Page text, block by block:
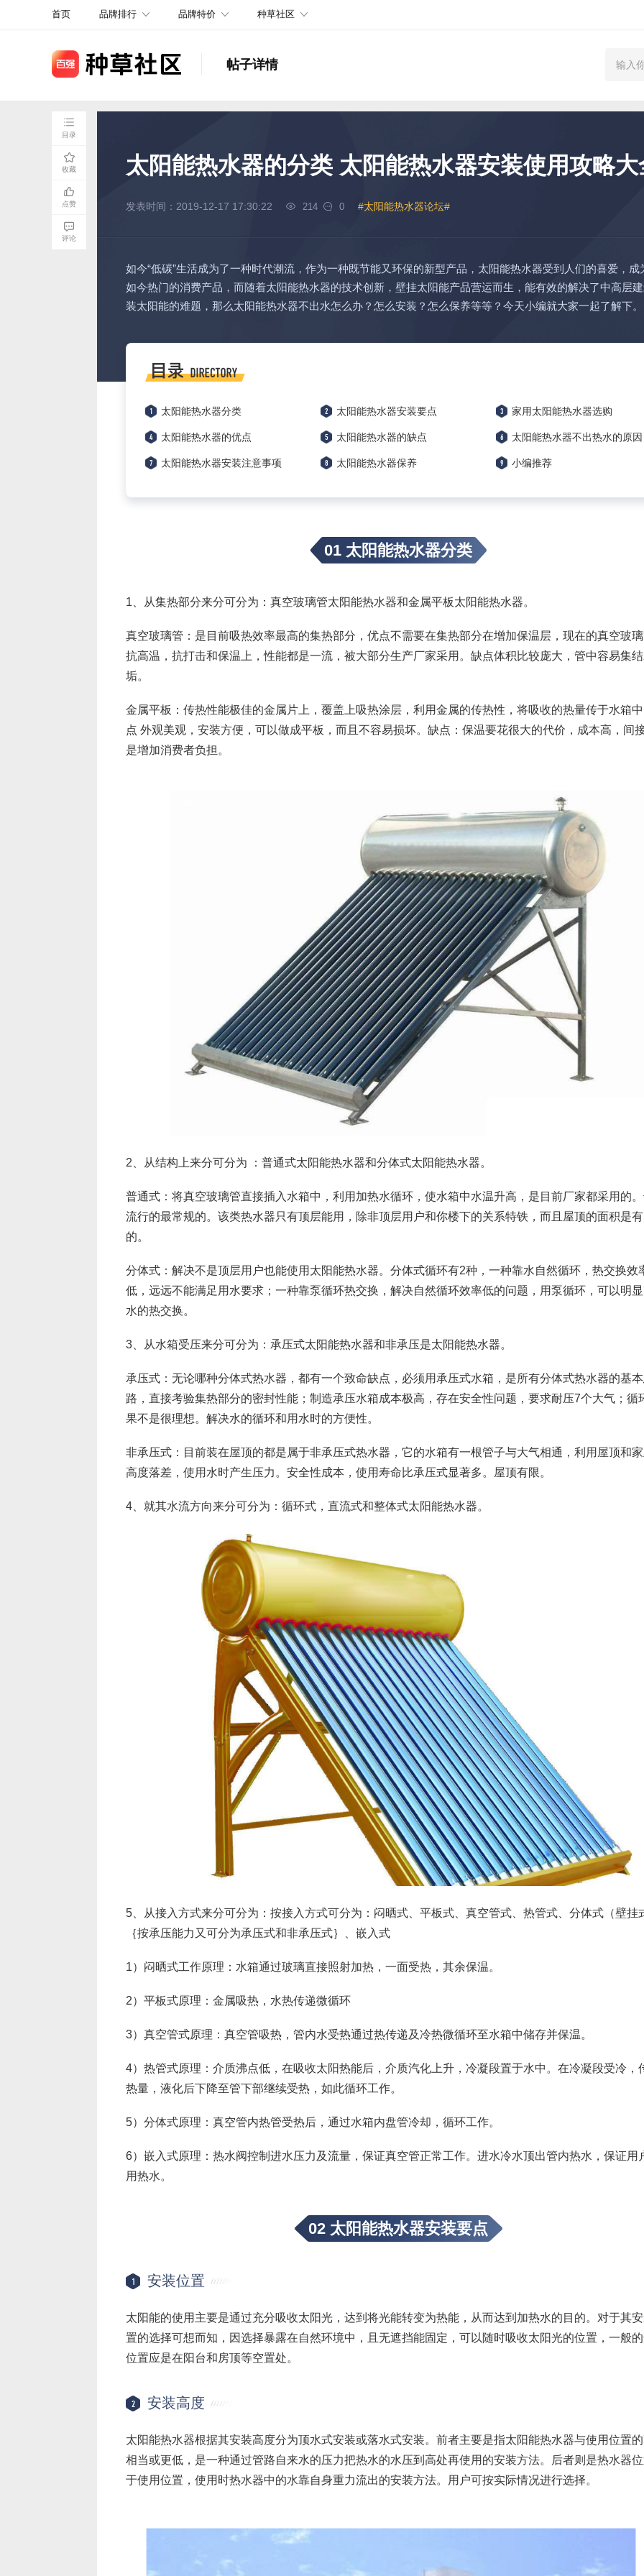
首页 品牌排行 品牌特价 种草社区
帖子详情
目录
收藏
点赞
评论
太阳能热水器的分类 太阳能热水器安装使用攻略大
发表时间：2019-12-17 17:30:22 214 0 #太阳能热水器论坛#
如今“低碳”生活成为了一种时代潮流，作为一种既节能又环保的新型产品，太阳能热水器受到人们的喜爱，成
如今热门的消费产品，而随着太阳能热水器的技术创新，壁挂太阳能产品营运而生，能有效的解决了中高层
装太阳能的难题，那么太阳能热水器不出水怎么办？怎么安装？怎么保养等等？今天小编就大家一起了解下。
1 太阳能热水器分类 2 太阳能热水器安装要点 3 家用太阳能热水器选购
4 太阳能热水器的优点 5 太阳能热水器的缺点 6 太阳能热水器不出热水的原因
7 太阳能热水器安装注意事项 8 太阳能热水器保养 9 小编推荐
01太阳能热水器分类
1、从集热部分来分可分为：真空玻璃管太阳能热水器和金属平板太阳能热水器。
真空玻璃管：是目前吸热效率最高的集热部分，优点不需要在集热部分在增加保温层，现在的真空玻
抗高温，抗打击和保温上，性能都是一流，被大部分生产厂家采用。缺点体积比较庞大，管中容易集
垢。
金属平板：传热性能极佳的金属片上，覆盖上吸热涂层，利用金属的传热性，将吸收的热量传于水箱
点 外观美观，安装方便，可以做成平板，而且不容易损坏。缺点：保温要花很大的代价，成本高，间
是增加消费者负担。
2、从结构上来分可分为 ：普通式太阳能热水器和分体式太阳能热水器。
普通式：将真空玻璃管直接插入水箱中，利用加热水循环，使水箱中水温升高，是目前厂家都采用的
流行的最常规的。该类热水器只有顶层能用，除非顶层用户和你楼下的关系特铁，而且屋顶的面积是
的。
分体式：解决不是顶层用户也能使用太阳能热水器。分体式循环有2种，一种靠水自然循环，热交换效
低，远远不能满足用水要求；一种靠泵循环热交换，解决自然循环效率低的问题，用泵循环，可以明
水的热交换。
3、从水箱受压来分可分为：承压式太阳能热水器和非承压是太阳能热水器。
承压式：无论哪种分体式热水器，都有一个致命缺点，必须用承压式水箱，是所有分体式热水器的基
路，直接考验集热部分的密封性能；制造承压水箱成本极高，存在安全性问题，要求耐压7个大气；循
果不是很理想。解决水的循环和用水时的方便性。
非承压式：目前装在屋顶的都是属于非承压式热水器，它的水箱有一根管子与大气相通，利用屋顶和
高度落差，使用水时产生压力。安全性成本，使用寿命比承压式显著多。屋顶有限。
4、就其水流方向来分可分为：循环式，直流式和整体式太阳能热水器。
5、从接入方式来分可分为：按接入方式可分为：闷晒式、平板式、真空管式、热管式、分体式（壁挂
｛按承压能力又可分为承压式和非承压式｝、嵌入式
1）闷晒式工作原理：水箱通过玻璃直接照射加热，一面受热，其余保温。
2）平板式原理：金属吸热，水热传递微循环
3）真空管式原理：真空管吸热，管内水受热通过热传递及冷热微循环至水箱中储存并保温。
4）热管式原理：介质沸点低，在吸收太阳热能后，介质汽化上升，冷凝段置于水中。在冷凝段受冷，
热量，液化后下降至管下部继续受热，如此循环工作。
5）分体式原理：真空管内热管受热后，通过水箱内盘管冷却，循环工作。
6）嵌入式原理：热水阀控制进水压力及流量，保证真空管正常工作。进水冷水顶出管内热水，保证用
用热水。
02太阳能热水器安装要点
1 安装位置
太阳能的使用主要是通过充分吸收太阳光，达到将光能转变为热能，从而达到加热水的目的。对于其
置的选择可想而知，因选择暴露在自然环境中，且无遮挡能固定，可以随时吸收太阳光的位置，一般
位置应是在阳台和房顶等空置处。
2 安装高度
太阳能热水器根据其安装高度分为顶水式安装或落水式安装。前者主要是指太阳能热水器与使用位置
相当或更低，是一种通过管路自来水的压力把热水的水压到高处再使用的安装方法。后者则是热水器
于使用位置，使用时热水器中的水靠自身重力流出的安装方法。用户可按实际情况进行选择。